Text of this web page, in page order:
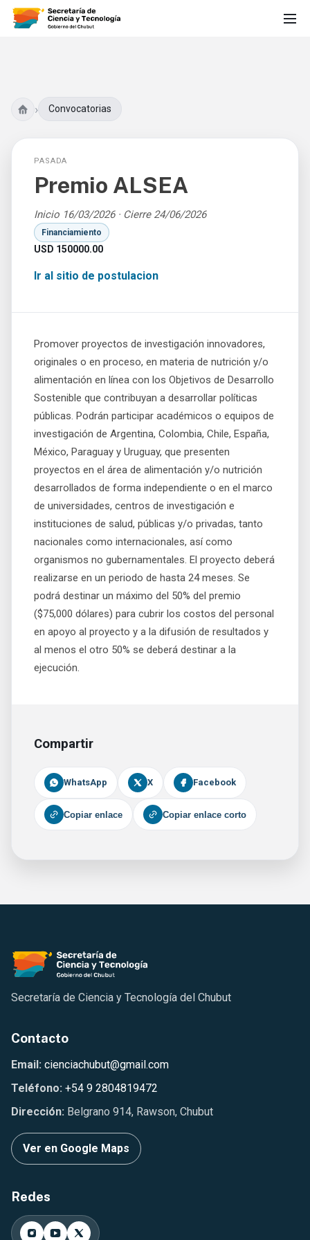
› Convocatorias
PASADA
Premio ALSEA
Inicio 16/03/2026 · Cierre 24/06/2026
Financiamiento
USD 150000.00
Ir al sitio de postulacion
Promover proyectos de investigación innovadores,
originales o en proceso, en materia de nutrición y/o
alimentación en línea con los Objetivos de Desarrollo
Sostenible que contribuyan a desarrollar políticas
públicas. Podrán participar académicos o equipos de
investigación de Argentina, Colombia, Chile, España,
México, Paraguay y Uruguay, que presenten
proyectos en el área de alimentación y/o nutrición
desarrollados de forma independiente o en el marco
de universidades, centros de investigación e
instituciones de salud, públicas y/o privadas, tanto
nacionales como internacionales, así como
organismos no gubernamentales. El proyecto deberá
realizarse en un periodo de hasta 24 meses. Se
podrá destinar un máximo del 50% del premio
($75,000 dólares) para cubrir los costos del personal
en apoyo al proyecto y a la difusión de resultados y
al menos el otro 50% se deberá destinar a la
ejecución.
Compartir
WhatsApp X Facebook
Copiar enlace Copiar enlace corto
Secretaría de Ciencia y Tecnología del Chubut
Contacto
Email: cienciachubut@gmail.com
Teléfono: +54 9 2804819472
Dirección: Belgrano 914, Rawson, Chubut
Ver en Google Maps
Redes